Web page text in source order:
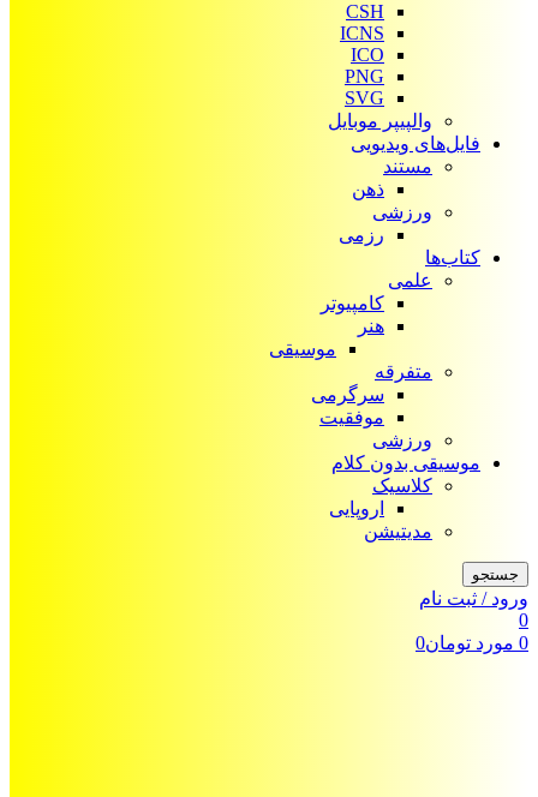
CSH
ICNS
ICO
PNG
SVG
والپیپر موبایل
فایل‌های ویدیویی
مستند
ذهن
ورزشی
رزمی
کتاب‌ها
علمی
کامپیوتر
هنر
موسیقی
متفرقه
سرگرمی
موفقیت
ورزشی
موسیقی بدون کلام
کلاسیک
اروپایی
مدیتیشن
جستجو
ورود / ثبت نام
0
0 مورد تومان0